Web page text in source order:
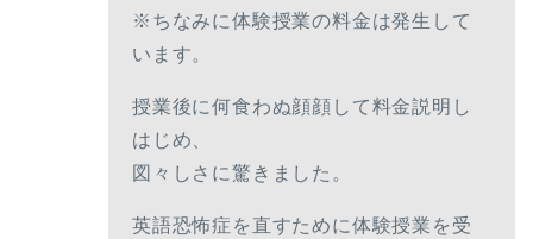
※ちなみに体験授業の料金は発生して
います。
授業後に何食わぬ顔顔して料金説明し
はじめ、
図々しさに驚きました。
英語恐怖症を直すために体験授業を受